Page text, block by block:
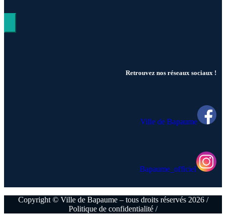
Retrouvez nos réseaux sociaux !
Ville de Bapaume
Bapaume_officiel
Copyright © Ville de Bapaume – tous droits réservés 2026 /
Politique de confidentialité /